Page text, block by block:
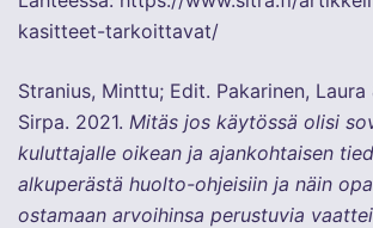
kasitteet-tarkoittavat/
Stranius, Minttu; Edit. Pakarinen, Laura
Sirpa. 2021. Mitäs jos käytössä olisi
kuluttajalle oikean ja ajankohtaisen
alkuperästä huolto-ohjeisiin ja näin
ostamaan arvoihinsa perustuvia